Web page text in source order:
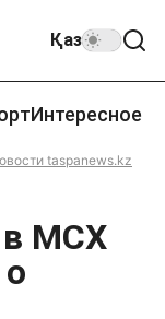
Қаз
Интересное
taspanews.kz
в МСХ